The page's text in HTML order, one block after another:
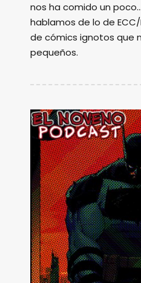
nos ha comido un
hablamos de lo de
de cómics ignotos que
pequeños.